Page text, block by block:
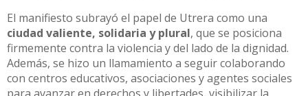
El manifiesto subrayó el papel de Utrera como una
ciudad valiente, solidaria y plural, que se posiciona
firmemente contra la violencia y del lado de la dignidad.
Además, se hizo un llamamiento a seguir colaborando
con centros educativos, asociaciones y agentes sociales
para avanzar en derechos y libertades, visibilizar la